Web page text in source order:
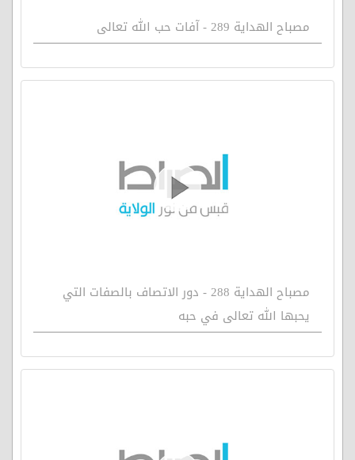
مصباح الهداية 289 - آفات حب الله تعالى
مصباح الهداية 288 - دور الاتصاف بالصفات التي
يحبها الله تعالى في حبه